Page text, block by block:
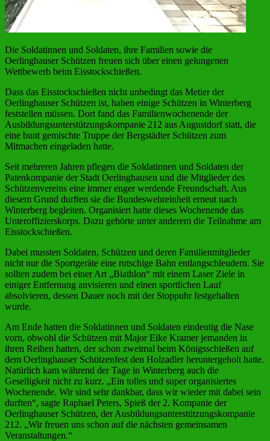
Die Soldatinnen und Soldaten, ihre Familien sowie die
Oerlinghauser Schützen freuen sich über einen gelungenen
Wettbewerb beim Eisstockschießen.
Dass das Eisstockschießen nicht unbedingt das Metier der
Oerlinghauser Schützen ist, haben einige Schützen in Winterberg
feststellen müssen. Dort fand das Familienwochenende der
Ausbildungsunterstützungskompanie 212 aus Augustdorf statt, die
eine bunt gemischte Truppe der Bergstädter Schützen zum
Mitmachen eingeladen hatte.
Seit mehreren Jahren pflegen die Soldatinnen und Soldaten der
Patenkompanie der Stadt Oerlinghausen und die Mitglieder des
Schützenvereins eine immer enger werdende Freundschaft. Aus
diesem Grund durften sie die Bundeswehreinheit erneut nach
Winterberg begleiten. Organisiert hatte dieses Wochenende das
Unteroffizierskorps. Dazu gehörte unter anderem die Teilnahme am
Eisstockschießen.
Dabei mussten Soldaten, Schützen und deren Familienmitglieder
nicht nur die Sportgeräte eine rutschige Bahn entlangschleudern. Sie
sollten zudem bei einer Art „Biathlon“ mit einem Laser Ziele in
einiger Entfernung anvisieren und einen sportlichen Lauf
absolvieren, dessen Dauer noch mit der Stoppuhr festgehalten
wurde.
Am Ende hatten die Soldatinnen und Soldaten eindeutig die Nase
vorn, obwohl die Schützen mit Major Eike Kramer jemanden in
ihren Reihen hatten, der schon zweimal beim Königsschießen auf
dem Oerlinghauser Schützenfest den Holzadler heruntergeholt hatte.
Natürlich kam während der Tage in Winterberg auch die
Geselligkeit nicht zu kurz. „Ein tolles und super organisiertes
Wochenende. Wir sind sehr dankbar, dass wir wieder mit dabei sein
durften“, sagte Raphael Peters, Spieß der 2. Kompanie der
Oerlinghauser Schützen, der Ausbildungsunterstützungskompanie
212. „Wir freuen uns schon auf die nächsten gemeinsamen
Veranstaltungen.“